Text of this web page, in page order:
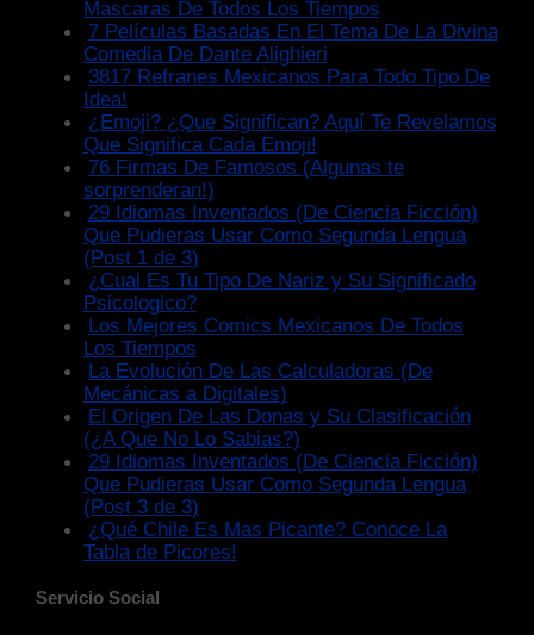
Mascaras De Todos Los Tiempos
7 Películas Basadas En El Tema De La Divina
Comedia De Dante Alighieri
3817 Refranes Mexicanos Para Todo Tipo De
Idea!
¿Emoji? ¿Que Significan? Aquí Te Revelamos
Que Significa Cada Emoji!
76 Firmas De Famosos (Algunas te
sorprenderan!)
29 Idiomas Inventados (De Ciencia Ficción)
Que Pudieras Usar Como Segunda Lengua
(Post 1 de 3)
¿Cual Es Tu Tipo De Nariz y Su Significado
Psicologico?
Los Mejores Comics Mexicanos De Todos
Los Tiempos
La Evolución De Las Calculadoras (De
Mecánicas a Digitales)
El Origen De Las Donas y Su Clasificación
(¿A Que No Lo Sabias?)
29 Idiomas Inventados (De Ciencia Ficción)
Que Pudieras Usar Como Segunda Lengua
(Post 3 de 3)
¿Qué Chile Es Mas Picante? Conoce La
Tabla de Picores!
Servicio Social